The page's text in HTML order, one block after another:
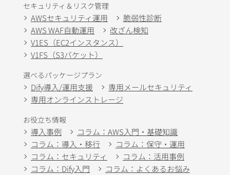
セキュリティ＆リスク管理
AWSセキュリティ運用
脆弱性診断
AWS WAF自動運用
改ざん検知
V1ES（EC2インスタンス）
V1FS（S3バケット）
選べるパッケージプラン
Dify導入/運用支援
専用メールセキュリティ
専用オンラインストレージ
お役立ち情報
導入事例
コラム：AWS入門・基礎知識
コラム：導入・移行
コラム：保守・運用
コラム：セキュリティ
コラム：活用事例
コラム：Dify入門
コラム：よくあるお悩み